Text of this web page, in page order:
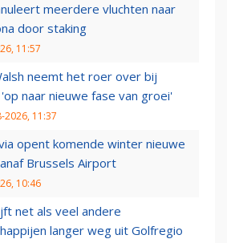
meerdere vluchten naar
door staking
11:57
neemt het roer over bij
'op naar nieuwe fase van groei'
2026, 11:37
opent komende winter nieuwe
Brussels Airport
10:46
net als veel andere
langer weg uit Golfregio